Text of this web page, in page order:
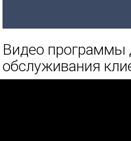
Видео программы
обслуживания